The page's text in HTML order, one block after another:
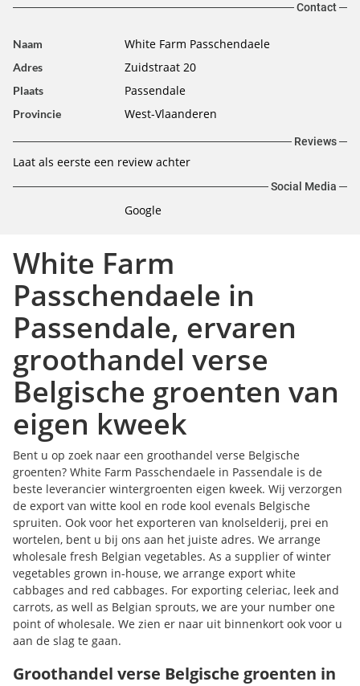
Contact
Naam White Farm Passchendaele
Adres Zuidstraat 20
Plaats Passendale
Provincie West-Vlaanderen
Reviews
Laat als eerste een review achter
Social Media
Google
White Farm
Passchendaele in
Passendale, ervaren
groothandel verse
Belgische groenten van
eigen kweek
Bent u op zoek naar een groothandel verse Belgische
groenten? White Farm Passchendaele in Passendale is de
beste leverancier wintergroenten eigen kweek. Wij verzorgen
de export van witte kool en rode kool evenals Belgische
spruiten. Ook voor het exporteren van knolselderij, prei en
wortelen, bent u bij ons aan het juiste adres. We arrange
wholesale fresh Belgian vegetables. As a supplier of winter
vegetables grown in-house, we arrange export white
cabbages and red cabbages. For exporting celeriac, leek and
carrots, as well as Belgian sprouts, we are your number one
point of wholesale. We zien er naar uit binnenkort ook voor u
aan de slag te gaan.
Groothandel verse Belgische groenten in